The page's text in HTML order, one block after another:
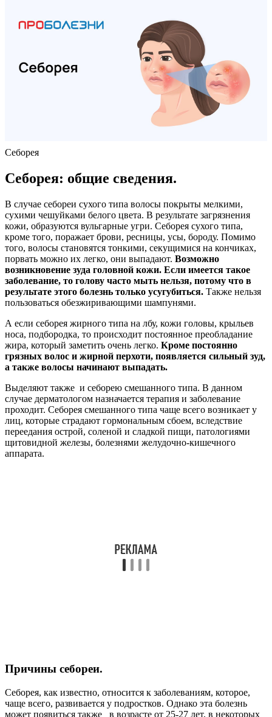
Себорея
Себорея: общие сведения.
В случае себореи сухого типа волосы покрыты мелкими,
сухими чешуйками белого цвета. В результате загрязнения
кожи, образуются вульгарные угри. Себорея сухого типа,
кроме того, поражает брови, ресницы, усы, бороду. Помимо
того, волосы становятся тонкими, секущимися на кончиках,
порвать можно их легко, они выпадают. Возможно
возникновение зуда головной кожи. Если имеется такое
заболевание, то голову часто мыть нельзя, потому что в
результате этого болезнь только усугубиться. Также нельзя
пользоваться обезжиривающими шампунями.
А если себорея жирного типа на лбу, кожи головы, крыльев
носа, подбородка, то происходит постоянное преобладание
жира, который заметить очень легко. Кроме постоянно
грязных волос и жирной перхоти, появляется сильный зуд,
а также волосы начинают выпадать.
Выделяют также и себорею смешанного типа. В данном
случае дерматологом назначается терапия и заболевание
проходит. Себорея смешанного типа чаще всего возникает у
лиц, которые страдают гормональным сбоем, вследствие
переедания острой, соленой и сладкой пищи, патологиями
щитовидной железы, болезнями желудочно-кишечного
аппарата.
Причины себореи.
Себорея, как известно, относится к заболеваниям, которое,
чаще всего, развивается у подростков. Однако эта болезнь
может появиться также в возрасте от 25-27 лет, в некоторых